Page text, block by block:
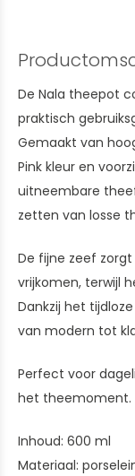
De Nala theepot
praktisch
Gemaakt van
Pink kleur en
uitneembare
zetten van losse
De fijne zeef
vrijkomen, terwijl
Dankzij het
van modern tot
Perfect voor
het theemoment.
Inhoud: 600 ml
Materiaal: